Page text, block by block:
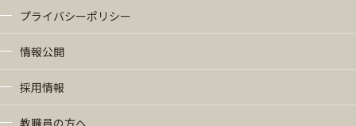
プライバシーポリシー
情報公開
採用情報
教職員の方へ